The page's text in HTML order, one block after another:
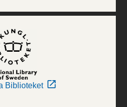
Biblioteket